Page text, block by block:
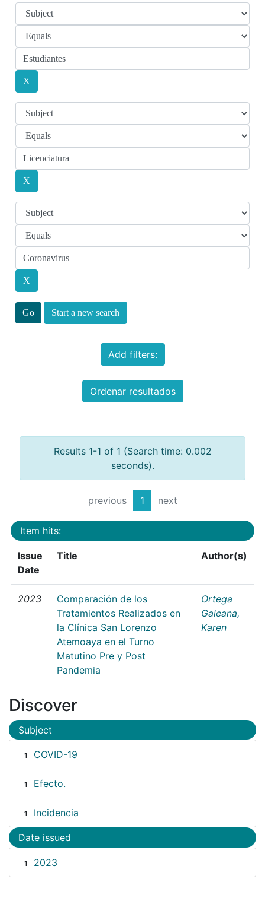
Start a new search
Add filters:
Ordenar resultados
Results 1-1 of 1 (Search time: 0.002
seconds).
previous 1 next
Item hits:
Issue
Date
Title Author(s)
2023
Comparación de los
Tratamientos Realizados en
la Clínica San Lorenzo
Atemoaya en el Turno
Matutino Pre y Post
Pandemia
Ortega
Galeana,
Karen
Discover
Subject
1 COVID-19
1 Efecto.
1 Incidencia
Date issued
1 2023